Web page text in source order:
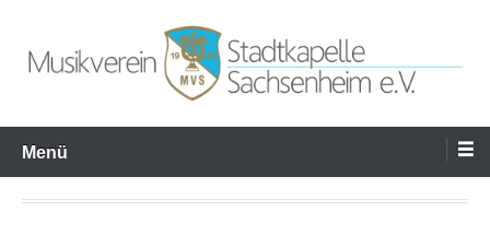
springen
Musikverein Stadtkapelle
Sachsenheim e.V.
Menü